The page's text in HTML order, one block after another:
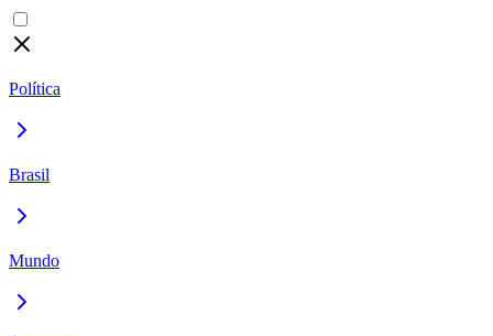
Política
Brasil
Mundo